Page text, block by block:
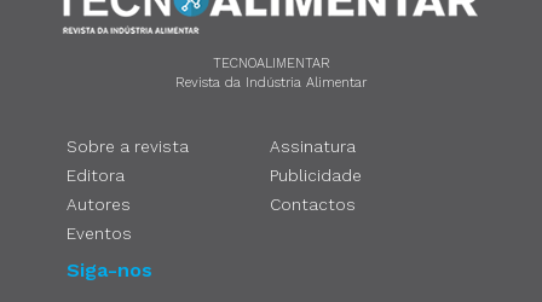
TECNOALIMENTAR
Revista da Indústria Alimentar
Sobre a revista
Editora
Autores
Eventos
Assinatura
Publicidade
Contactos
Siga-nos